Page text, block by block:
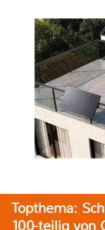
Topthema:
100-teilig von